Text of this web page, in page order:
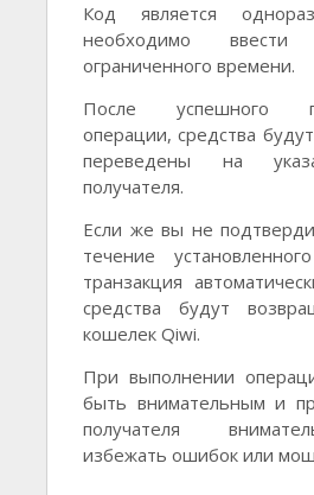
Код является
необходимо
ограниченного времени.
После успешного
операции, средства
переведены на
получателя.
Если же вы не
течение
транзакция
средства будут
кошелек Qiwi.
При выполнении
быть внимательным и
получателя
избежать ошибок или